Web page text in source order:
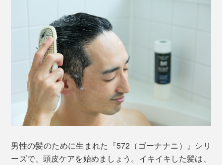
男性の髪のために生まれた『572（ゴーナナニ）』シリ
ーズで、頭皮ケアを始めましょう。イキイキした髪は、